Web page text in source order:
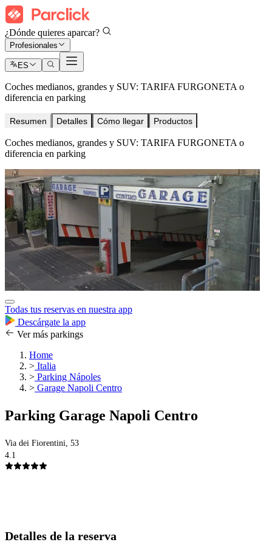
¿Dónde quieres aparcar?
Profesionales
ES
Coches medianos, grandes y SUV: TARIFA FURGONETA o
diferencia en parking
Resumen Detalles Cómo llegar Productos
Coches medianos, grandes y SUV: TARIFA FURGONETA o
diferencia en parking
Todas tus reservas en nuestra app
Descárgate la app
Ver más parkings
Home
> Italia
> Parking Nápoles
> Garage Napoli Centro
Parking Garage Napoli Centro
Via dei Fiorentini, 53
4.1
Detalles de la reserva